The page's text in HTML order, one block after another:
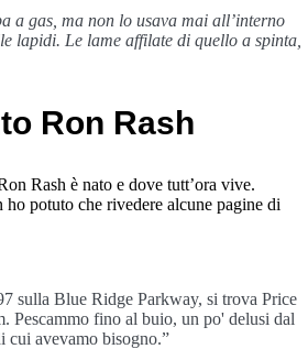
a gas, ma non lo usava mai all’interno
lapidi. Le lame affilate di quello a spinta,
Ron Rash
Rash è nato e dove tutt’ora vive.
potuto che rivedere alcune pagine di
sulla Blue Ridge Parkway, si trova Price
Pescammo fino al buio, un po' delusi dal
cui avevamo bisogno.”